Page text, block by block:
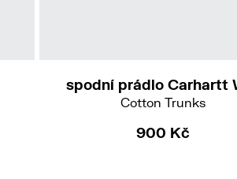
spodní prádlo Carhartt
Cotton Trunks
900 Kč